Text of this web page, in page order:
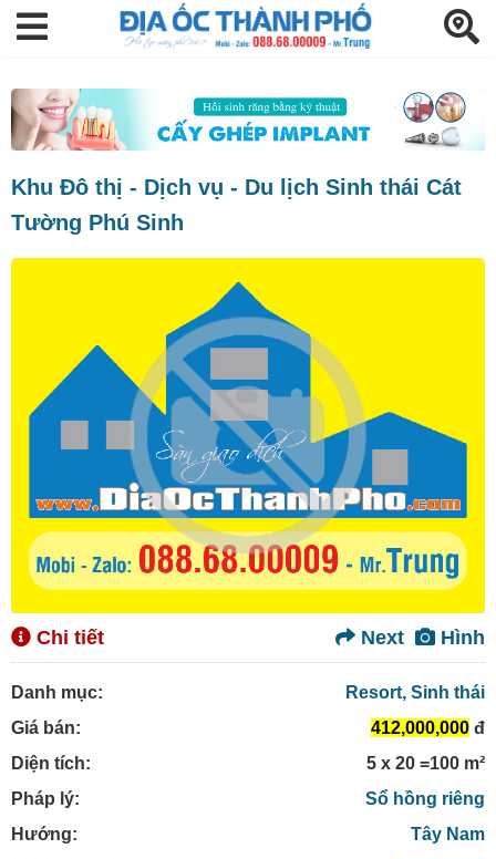
Khu Đô thị - Dịch vụ - Du lịch Sinh thái Cát
Tường Phú Sinh
Chi tiết Hình
Next
Danh mục:
Resort, Sinh thái
Giá bán:
412,000,000 đ
Diện tích:
5 x 20 =100 m²
Pháp lý:
Sổ hồng riêng
Hướng:
Tây Nam